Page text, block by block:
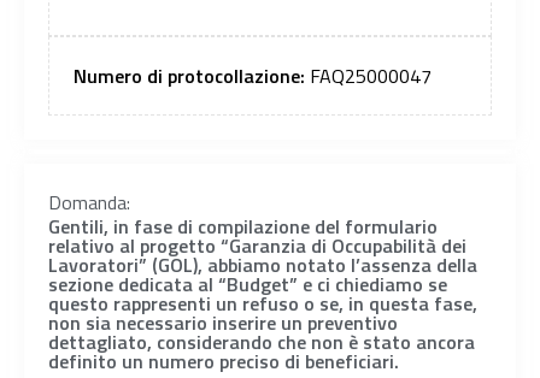
Numero di protocollazione: FAQ25000047
Domanda:
Gentili, in fase di compilazione del formulario
relativo al progetto “Garanzia di Occupabilità dei
Lavoratori” (GOL), abbiamo notato l’assenza della
sezione dedicata al “Budget” e ci chiediamo se
questo rappresenti un refuso o se, in questa fase,
non sia necessario inserire un preventivo
dettagliato, considerando che non è stato ancora
definito un numero preciso di beneficiari.